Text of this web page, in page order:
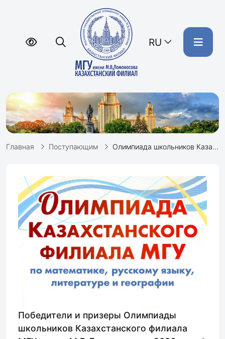
RU
Главная Поступающим Олимпиада школьников Казахстанского филиала МГУ
Победители и призеры Олимпиады
школьников Казахстанского филиала